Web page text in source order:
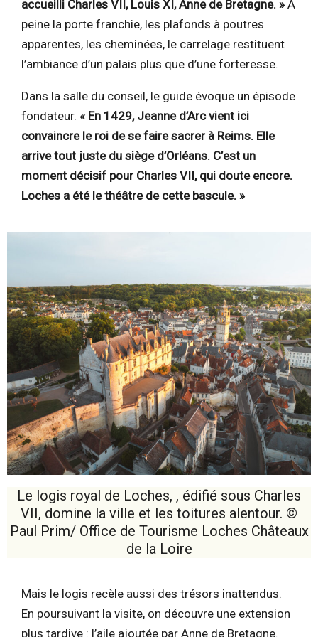
accueilli Charles VII, Louis XI, Anne de Bretagne. » À
peine la porte franchie, les plafonds à poutres
apparentes, les cheminées, le carrelage restituent
l’ambiance d’un palais plus que d’une forteresse.
Dans la salle du conseil, le guide évoque un épisode
fondateur. « En 1429, Jeanne d’Arc vient ici
convaincre le roi de se faire sacrer à Reims. Elle
arrive tout juste du siège d’Orléans. C’est un
moment décisif pour Charles VII, qui doute encore.
Loches a été le théâtre de cette bascule. »
Le logis royal de Loches, , édifié sous Charles
VII, domine la ville et les toitures alentour. ©
Paul Prim/ Office de Tourisme Loches Châteaux
de la Loire
Mais le logis recèle aussi des trésors inattendus.
En poursuivant la visite, on découvre une extension
plus tardive : l’aile ajoutée par Anne de Bretagne.